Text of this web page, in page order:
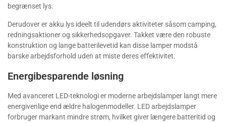
begrænset lys.
Derudover er akku lys ideelt til udendørs aktiviteter såsom camping,
redningsaktioner og sikkerhedsopgaver. Takket være den robuste
konstruktion og lange batterilevetid kan disse lamper modstå
barske arbejdsforhold uden at miste deres effektivitet.
Energibesparende løsning
Med avanceret LED-teknologi er moderne arbejdslamper langt mere
energivenlige end ældre halogenmodeller. LED arbejdslamper
forbruger markant mindre strøm, hvilket giver længere batteritid og